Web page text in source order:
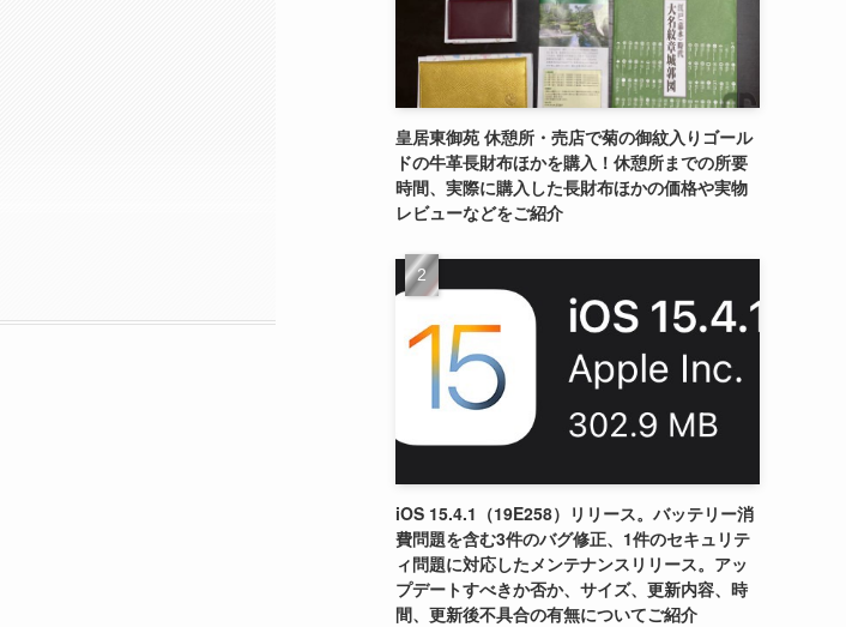
皇居東御苑 休憩所・売店で菊の御紋入りゴール
ドの牛革長財布ほかを購入！休憩所までの所要
時間、実際に購入した長財布ほかの価格や実物
レビューなどをご紹介
iOS 15.4.1（19E258）リリース。バッテリー消
費問題を含む3件のバグ修正、1件のセキュリテ
ィ問題に対応したメンテナンスリリース。アッ
プデートすべきか否か、サイズ、更新内容、時
間、更新後不具合の有無についてご紹介